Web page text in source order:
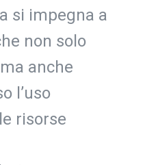
si impegna a
non solo
anche
l’uso
risorse